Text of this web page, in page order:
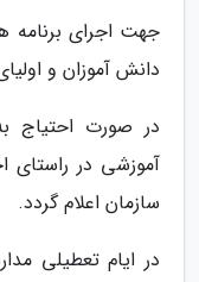
جهت اجرای برنامه
دانش آموزان و
در صورت احتیاج
آموزشی در راستای
سازمان اعلام گردد.
در ایام تعطیلی